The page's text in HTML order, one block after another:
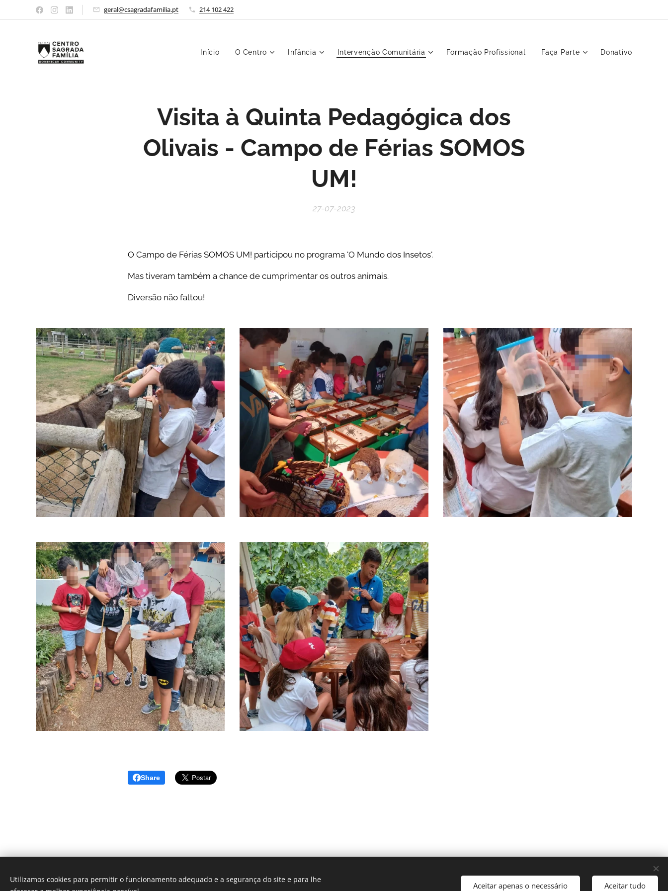
geral@csagradafamilia.pt 214 102 422
Início O Centro Infância Intervenção Comunitária Formação Profissional Faça Parte Donativo
Visita à Quinta Pedagógica dos
Olivais - Campo de Férias SOMOS
UM!
27-07-2023
O Campo de Férias SOMOS UM! participou no programa 'O Mundo dos Insetos'.
Mas tiveram também a chance de cumprimentar os outros animais.
Diversão não faltou!
Share
© 2025 Centro Sagrada Família | Todos os direitos reservados.
Utilizamos cookies para permitir o funcionamento adequado e a segurança do site e para lhe
Aceitar apenas o necessário Aceitar tudo